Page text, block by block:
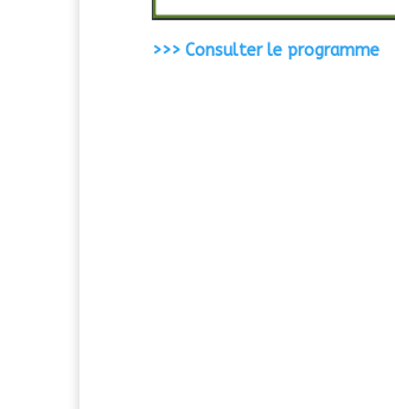
>>> Consulter le programme